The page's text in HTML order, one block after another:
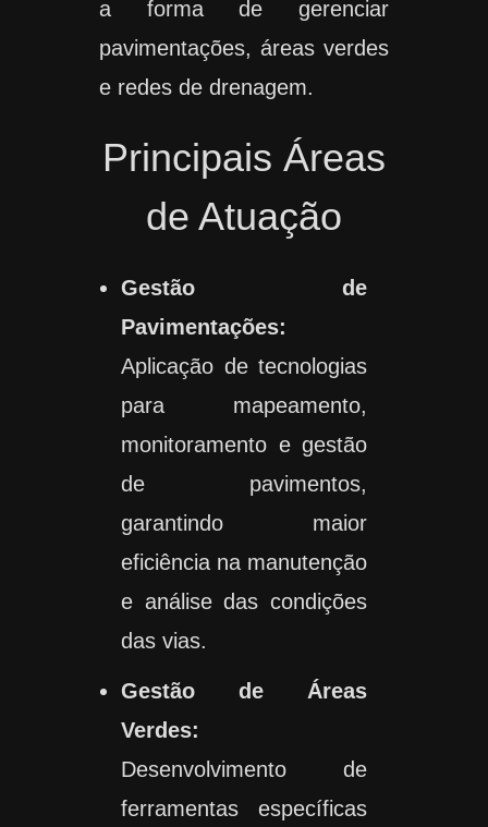
a forma de gerenciar
pavimentações, áreas verdes
e redes de drenagem.
Principais Áreas
de Atuação
Gestão de
Pavimentações:
Aplicação de tecnologias
para mapeamento,
monitoramento e gestão
de pavimentos,
garantindo maior
eficiência na manutenção
e análise das condições
das vias.
Gestão de Áreas
Verdes:
Desenvolvimento de
ferramentas específicas